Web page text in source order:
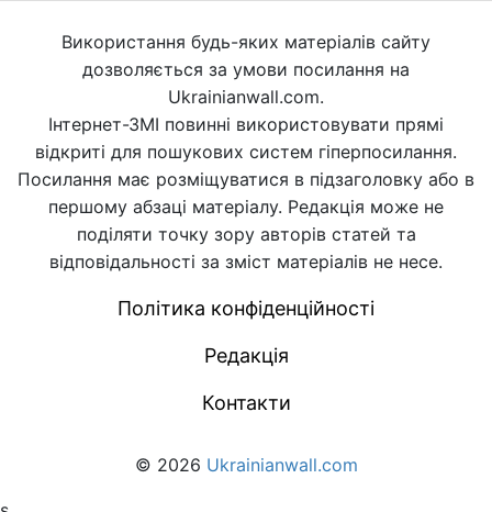
Використання будь-яких матеріалів сайту
дозволяється за умови посилання на
Ukrainianwall.com.
Інтернет-ЗМІ повинні використовувати прямі
відкриті для пошукових систем гіперпосилання.
Посилання має розміщуватися в підзаголовку або в
першому абзаці матеріалу. Редакція може не
поділяти точку зору авторів статей та
відповідальності за зміст матеріалів не несе.
Політика конфіденційності
Редакція
Контакти
© 2026 Ukrainianwall.com